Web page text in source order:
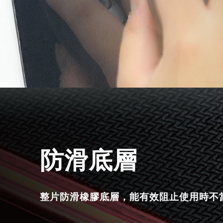
防滑底層
整片防滑橡膠底層，能有效阻止使用時不